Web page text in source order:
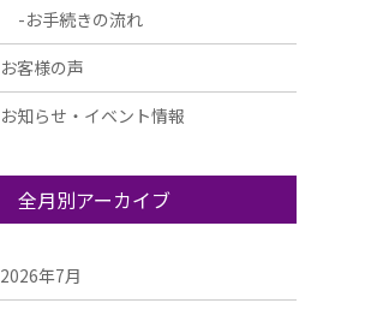
お手続きの流れ
お客様の声
お知らせ・イベント情報
全月別アーカイブ
2026年7月